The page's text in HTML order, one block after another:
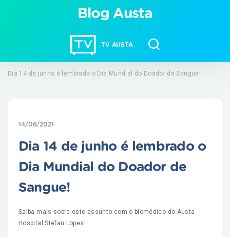
TV AUSTA
Blog Austa
Dia 14 de junho é lembrado o Dia Mundial do Doador de Sangue!
14/06/2021
Dia 14 de junho é lembrado o
Dia Mundial do Doador de
Sangue!
Saiba mais sobre este assunto com o biomédico do Austa
Hospital Stefan Lopes!